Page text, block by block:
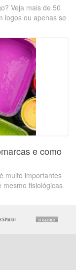
Veja mais de 50
logos ou apenas se
e como
muito importantes
mesmo fisiológicas